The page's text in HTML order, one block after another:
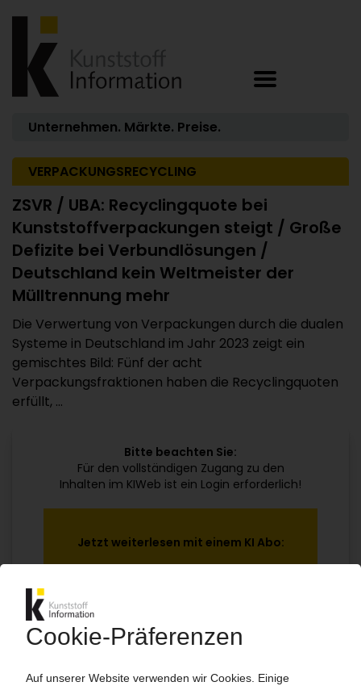
Unternehmen. Märkte. Preise.
VERPACKUNGSRECYCLING
ZSVR / UBA: Recyclingquote bei
Kunststoffverpackungen steigt / Große
Defizite bei Verbundlösungen /
Deutschland kein Weltmeister der
Mülltrennung mehr
Die Verwertung von Verpackungen durch die dualen
Systeme in Deutschland im Jahr 2023 zeigt ein
gemischtes Bild: Fünf der acht
Verpackungsfraktionen haben die Recyclingquoten
erfüllt, ...
Bitte beachten Sie:
Für den vollständigen Zugang zu den
Inhalten im KIWeb ist ein Login erforderlich!
Jetzt weiterlesen mit einem KI Abo:
99€